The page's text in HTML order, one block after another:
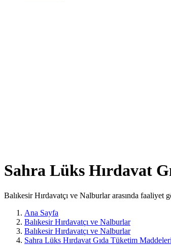
Sahra Lüks Hırdavat
Balıkesir Hırdavatçı ve Nalburlar arasında
Ana Sayfa
Balıkesir Hırdavatçı ve Nalburlar
Balıkesir Hırdavatçı ve Nalburlar
Sahra Lüks Hırdavat Gıda Tüketim